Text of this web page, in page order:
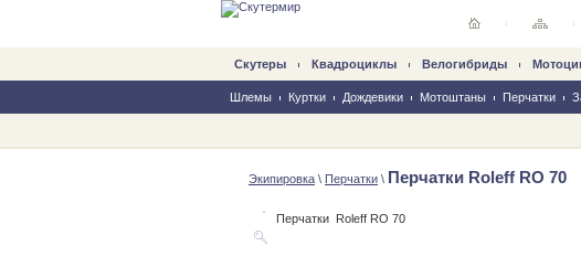
Скутеры Квадроциклы Велогибриды
Шлемы Куртки Дождевики Мотоштаны Перчатки
Экипировка \ Перчатки \ Перчатки Roleff RO 70
Перчатки Roleff RO 70